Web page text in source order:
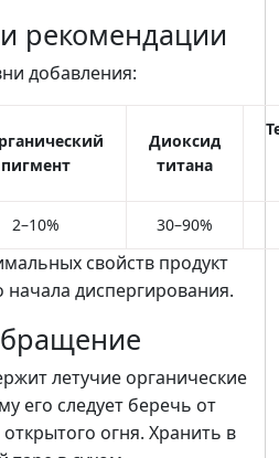
рекомендации
добавления:
пигмент
Диоксид
титана
2–10% 30–90%
свойств продукт
начала диспергирования.
летучие органические
его следует беречь от
огня. Хранить в